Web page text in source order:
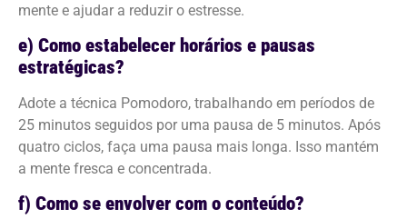
mente e ajudar a reduzir o estresse.
e) Como estabelecer horários e pausas
estratégicas?
Adote a técnica Pomodoro, trabalhando em períodos de
25 minutos seguidos por uma pausa de 5 minutos. Após
quatro ciclos, faça uma pausa mais longa. Isso mantém
a mente fresca e concentrada.
f) Como se envolver com o conteúdo?